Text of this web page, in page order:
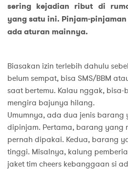
sering kejadian ribut di
yang satu ini. Pinjam-
ada aturan mainnya.
Biasakan izin terlebih dahulu
belum sempat, bisa SMS/BBM
saat bertemu. Kalau nggak,
mengira bajunya hilang.
Umumnya, ada dua jenis barang
dipinjam. Pertama, barang yang
pernah dipakai. Kedua, barang
tinggi. Misalnya, kalung
jaket tim cheers kebanggaan si